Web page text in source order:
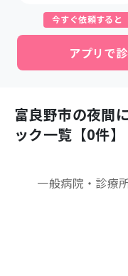
今すぐ依頼すると
アプリで
富良野市の夜間
ック一覧【0件】
一般病院・診療